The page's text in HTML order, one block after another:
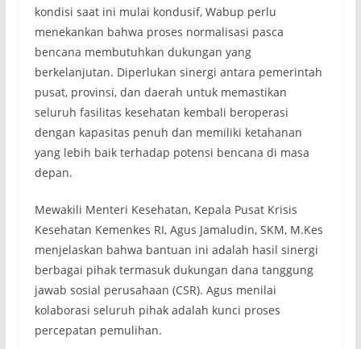
kondisi saat ini mulai kondusif, Wabup perlu
menekankan bahwa proses normalisasi pasca
bencana membutuhkan dukungan yang
berkelanjutan. Diperlukan sinergi antara pemerintah
pusat, provinsi, dan daerah untuk memastikan
seluruh fasilitas kesehatan kembali beroperasi
dengan kapasitas penuh dan memiliki ketahanan
yang lebih baik terhadap potensi bencana di masa
depan.
Mewakili Menteri Kesehatan, Kepala Pusat Krisis
Kesehatan Kemenkes RI, Agus Jamaludin, SKM, M.Kes
menjelaskan bahwa bantuan ini adalah hasil sinergi
berbagai pihak termasuk dukungan dana tanggung
jawab sosial perusahaan (CSR). Agus menilai
kolaborasi seluruh pihak adalah kunci proses
percepatan pemulihan.